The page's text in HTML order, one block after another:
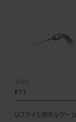
製品名:
E11
Uファイル用ホルダー